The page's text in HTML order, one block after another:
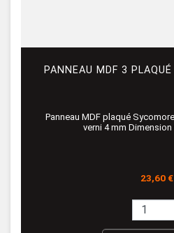
PANNEAU MDF 3 PLAQUÉ
Panneau MDF plaqué
verni 4 mm Dimension
Prix
23,60 €